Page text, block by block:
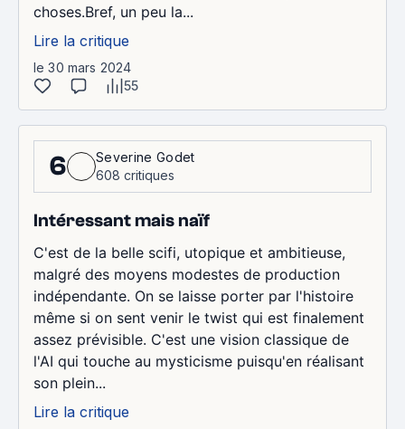
choses.Bref, un peu la...
Lire la critique
le 30 mars 2024
55
6
Severine Godet
608 critiques
Intéressant mais naïf
C'est de la belle scifi, utopique et ambitieuse,
malgré des moyens modestes de production
indépendante. On se laisse porter par l'histoire
même si on sent venir le twist qui est finalement
assez prévisible. C'est une vision classique de
l'AI qui touche au mysticisme puisqu'en réalisant
son plein...
Lire la critique